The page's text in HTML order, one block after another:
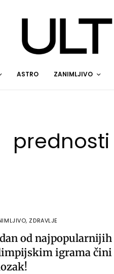
ASTRO ZANIMLJIVO
, ZDRAVLJE
od
igrama čini